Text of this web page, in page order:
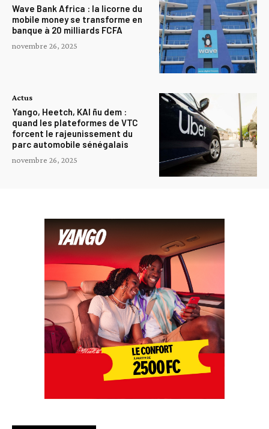
Wave Bank Africa : la licorne du
mobile money se transforme en
banque à 20 milliards FCFA
novembre 26, 2025
Actus
Yango, Heetch, KAI ñu dem :
quand les plateformes de VTC
forcent le rajeunissement du
parc automobile sénégalais
novembre 26, 2025